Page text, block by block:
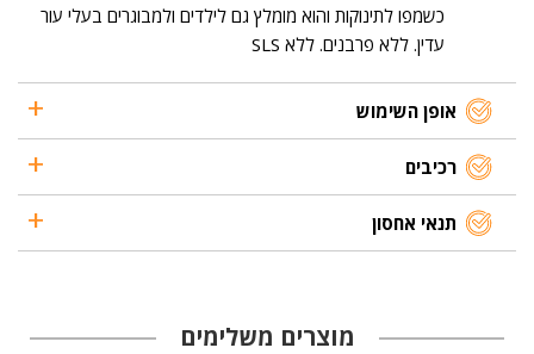
כשמפו לתינוקות והוא מומלץ גם לילדים ולמבוגרים בעלי עור
עדין. ללא פרבנים. ללא SLS
אופן השימוש
רכיבים
תנאי אחסון
מוצרים משלימים